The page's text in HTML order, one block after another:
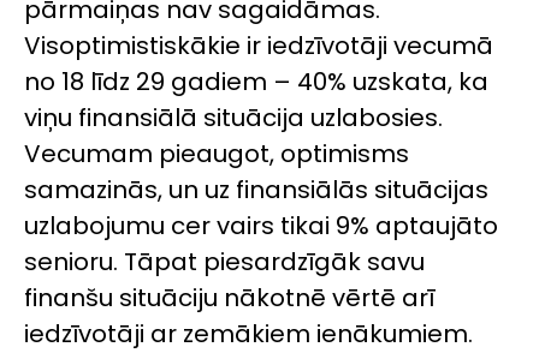
pārmaiņas nav sagaidāmas.
Visoptimistiskākie ir iedzīvotāji vecumā
no 18 līdz 29 gadiem – 40% uzskata, ka
viņu finansiālā situācija uzlabosies.
Vecumam pieaugot, optimisms
samazinās, un uz finansiālās situācijas
uzlabojumu cer vairs tikai 9% aptaujāto
senioru. Tāpat piesardzīgāk savu
finanšu situāciju nākotnē vērtē arī
iedzīvotāji ar zemākiem ienākumiem.